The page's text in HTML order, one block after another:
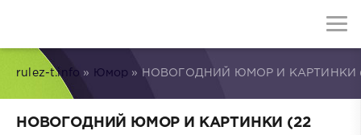
rulez-t.info » Юмор » НОВОГОДНИЙ ЮМОР И КАРТИНКИ
НОВОГОДНИЙ ЮМОР И КАРТИНКИ (22